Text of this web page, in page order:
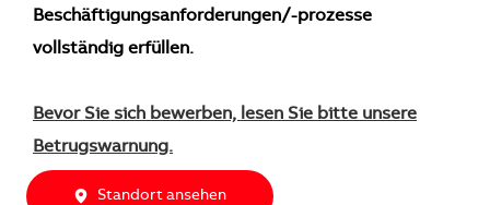
Beschäftigungsanforderungen/-prozesse
vollständig erfüllen.
Bevor Sie sich bewerben, lesen Sie bitte unsere
Betrugswarnung.
Standort ansehen